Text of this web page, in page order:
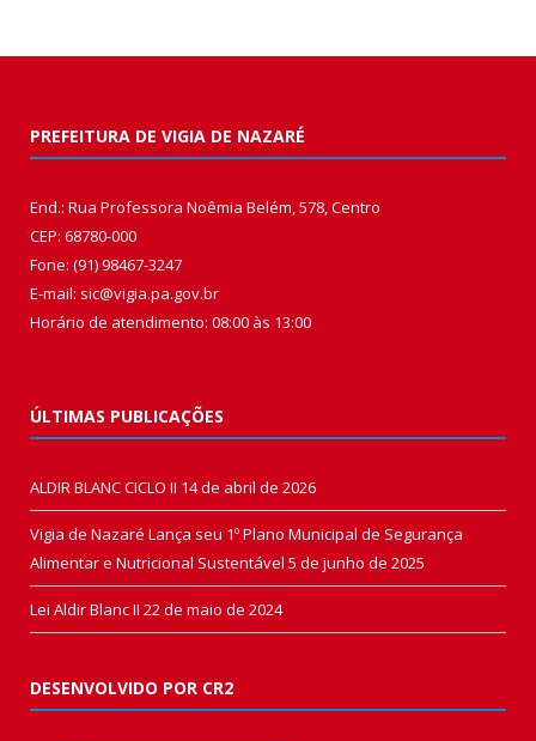
PREFEITURA DE VIGIA DE NAZARÉ
End.: Rua Professora Noêmia Belém, 578, Centro
CEP: 68780-000
Fone: (91) 98467-3247
E-mail: sic@vigia.pa.gov.br
Horário de atendimento: 08:00 às 13:00
ÚLTIMAS PUBLICAÇÕES
ALDIR BLANC CICLO II 14 de abril de 2026
Vigia de Nazaré Lança seu 1º Plano Municipal de Segurança
Alimentar e Nutricional Sustentável 5 de junho de 2025
Lei Aldir Blanc II 22 de maio de 2024
DESENVOLVIDO POR CR2